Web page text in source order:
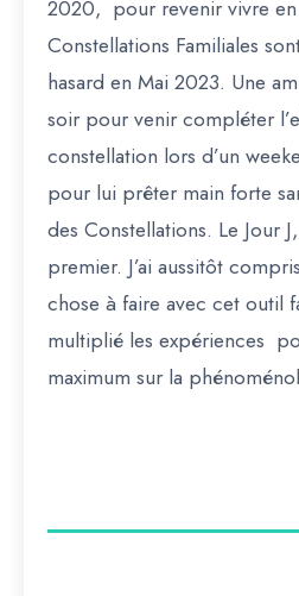
2020, pour revenir vivre en
Constellations Familiales
hasard en Mai 2023. Une
soir pour venir compléter
constellation lors d’un
pour lui prêter main forte
des Constellations. Le Jour
premier. J’ai aussitôt
chose à faire avec cet outil
multiplié les expériences
maximum sur la